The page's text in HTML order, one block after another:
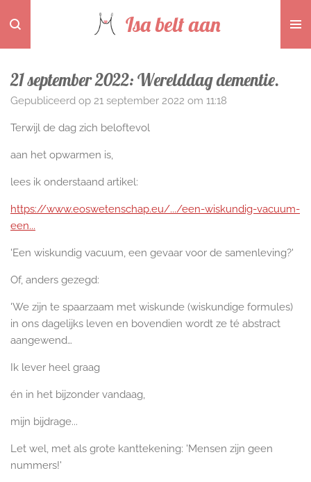
direct
naar
hoofdinhoud
Isa belt aan
21 september 2022: Werelddag dementie.
Gepubliceerd op 21 september 2022 om 11:18
Terwijl de dag zich beloftevol
aan het opwarmen is,
lees ik onderstaand artikel:
https://www.eoswetenschap.eu/.../een-wiskundig-vacuum-
een...
'Een wiskundig vacuum, een gevaar voor de samenleving?'
Of, anders gezegd:
'We zijn te spaarzaam met wiskunde (wiskundige formules)
in ons dagelijks leven en bovendien wordt ze té abstract
aangewend…
Ik lever heel graag
én in het bijzonder vandaag,
mijn bijdrage...
Let wel, met als grote kanttekening: 'Mensen zijn geen
nummers!'